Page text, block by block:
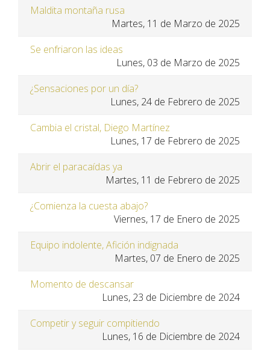
Maldita montaña rusa
Martes, 11 de Marzo de 2025
Se enfriaron las ideas
Lunes, 03 de Marzo de 2025
¿Sensaciones por un día?
Lunes, 24 de Febrero de 2025
Cambia el cristal, Diego Martínez
Lunes, 17 de Febrero de 2025
Abrir el paracaídas ya
Martes, 11 de Febrero de 2025
¿Comienza la cuesta abajo?
Viernes, 17 de Enero de 2025
Equipo indolente, Afición indignada
Martes, 07 de Enero de 2025
Momento de descansar
Lunes, 23 de Diciembre de 2024
Competir y seguir compitiendo
Lunes, 16 de Diciembre de 2024